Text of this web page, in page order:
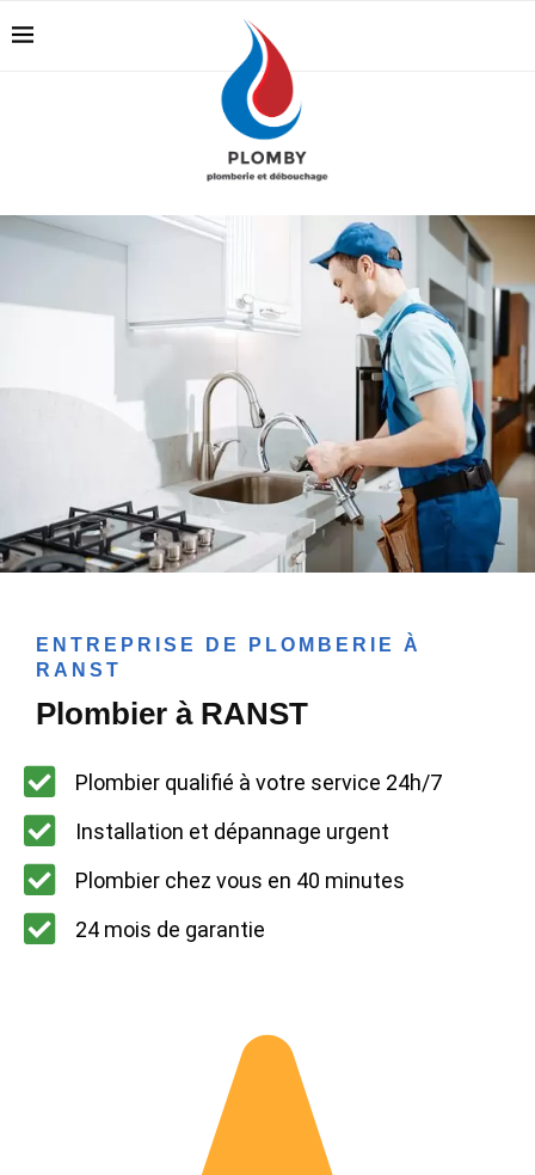
ENTREPRISE DE PLOMBERIE À
RANST
Plombier à RANST
Plombier qualifié à votre service 24h/7
Installation et dépannage urgent
Plombier chez vous en 40 minutes
24 mois de garantie